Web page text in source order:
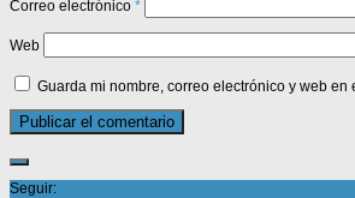
Correo electrónico *
Web
Guarda mi nombre, correo electrónico y web
Seguir: